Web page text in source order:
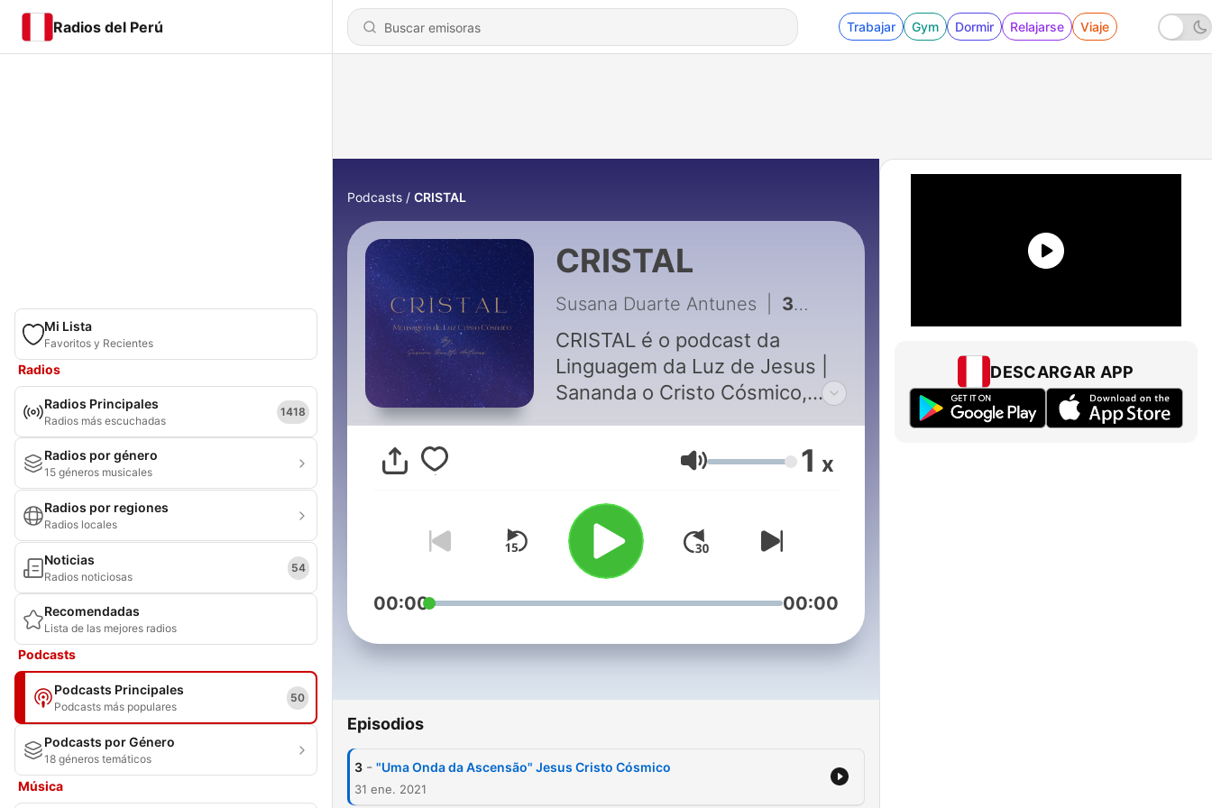
Radios del Perú Trabajar Gym Dormir Relajarse Viaje
Mi Lista
Favoritos y Recientes
Radios
Radios Principales
Radios más escuchadas
1418
Radios por género
15 géneros musicales
Radios por regiones
Radios locales
Noticias
Radios noticiosas
54
Recomendadas
Lista de las mejores radios
Podcasts
Podcasts Principales
Podcasts más populares
50
Podcasts por Género
18 géneros temáticos
Música
Podcasts CRISTAL
CRISTAL
Susana Duarte Antunes 3 - "Uma Onda da Ascensão" Jesus Cristo Cósmico
CRISTAL é o podcast da
Linguagem da Luz de Jesus |
Sananda o Cristo Cósmico,
mensageiro Susana Duarte
atual Transição Planetária e
englobam a Instrução para o
Novo Mundo da Era de
Aquário! Bem-vindos à Luz
Antunes . Direitos Reservados
Volumen 1 x
00:00 00:00
Episodios
3 - "Uma Onda da Ascensão" Jesus Cristo Cósmico
31 ene. 2021
DESCARGAR APP